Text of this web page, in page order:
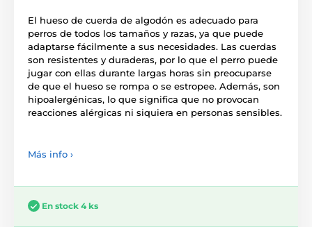
El hueso de cuerda de algodón es adecuado para
perros de todos los tamaños y razas, ya que puede
adaptarse fácilmente a sus necesidades. Las cuerdas
son resistentes y duraderas, por lo que el perro puede
jugar con ellas durante largas horas sin preocuparse
de que el hueso se rompa o se estropee. Además, son
hipoalergénicas, lo que significa que no provocan
reacciones alérgicas ni siquiera en personas sensibles.
Más info ›
En stock 4 ks